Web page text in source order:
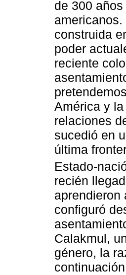
de 300
construida
poder
reciente
América y
relaciones
sucedió en
última
Estado-
recién
aprendieron
configuró
Calakmul,
género, la